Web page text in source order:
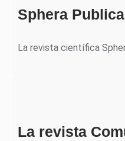
Sphera
La revista científica
La revista